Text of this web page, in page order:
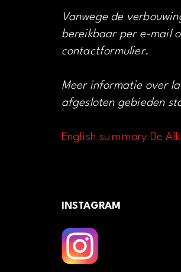
Vanwege de
bereikbaar per e-mail
contactformulier.
Meer informatie over
afgesloten gebieden
English summary De
INSTAGRAM